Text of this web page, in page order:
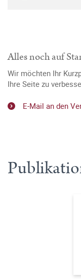
Alles noch auf
Wir möchten Ihr
Ihre Seite zu
E-Mail an den